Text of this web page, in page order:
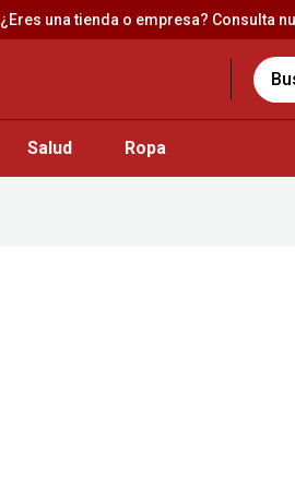
¿Eres una tienda o empresa? Consulta
for:
Salud Ropa